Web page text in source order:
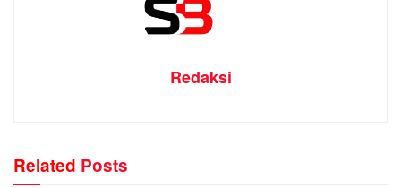
Redaksi
Related Posts